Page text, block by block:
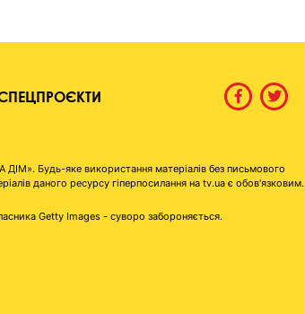
Будь-яке використання матеріалів без письмового
даного ресурсу гіперпосилання на tv.ua є обов'язковим.
Getty Images - суворо забороняється.